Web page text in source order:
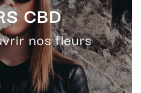
CBD
nos fleurs